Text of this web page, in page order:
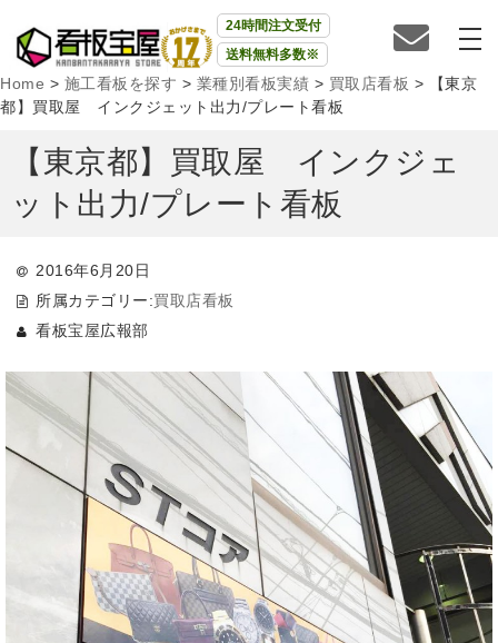
24時間注文受付
送料無料多数※
Home > 施工看板を探す > 業種別看板実績 > 買取店看板 >
【東京
都】買取屋 インクジェット出力/プレート看板
【東京都】買取屋 インクジェ
ット出力/プレート看板
2016年6月20日
所属カテゴリー:買取店看板
看板宝屋広報部